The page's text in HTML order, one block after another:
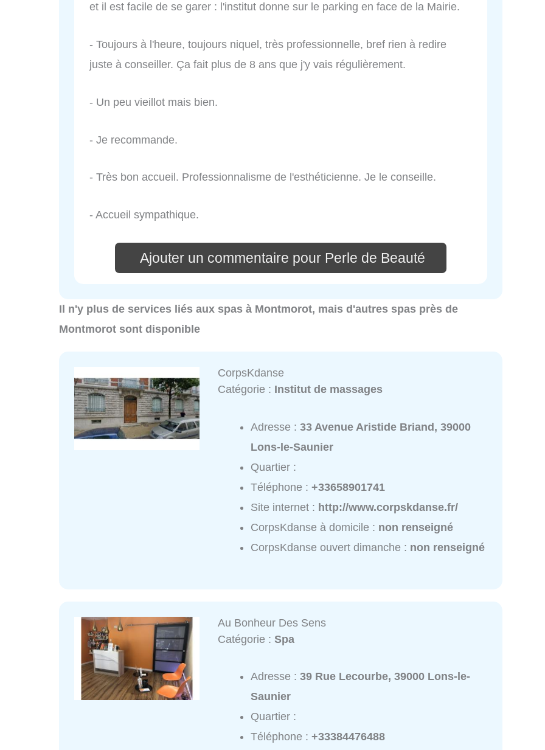
et il est facile de se garer : l'institut donne sur le parking en face de la Mairie.
- Toujours à l'heure, toujours niquel, très professionnelle, bref rien à redire
juste à conseiller. Ça fait plus de 8 ans que j'y vais régulièrement.
- Un peu vieillot mais bien.
- Je recommande.
- Très bon accueil. Professionnalisme de l'esthéticienne. Je le conseille.
- Accueil sympathique.
Ajouter un commentaire pour Perle de Beauté
Il n'y plus de services liés aux spas à Montmorot, mais d'autres spas près de
Montmorot sont disponible
CorpsKdanse
Catégorie : Institut de massages
Adresse :33 Avenue Aristide Briand, 39000
Lons-le-Saunier
Quartier :
Téléphone :+33658901741
Site internet : http://www.corpskdanse.fr/
CorpsKdanse à domicile : non renseigné
CorpsKdanse ouvert dimanche : non renseigné
Au Bonheur Des Sens
Catégorie :Spa
Adresse :39 Rue Lecourbe, 39000 Lons-le-
Saunier
Quartier :
Téléphone :+33384476488